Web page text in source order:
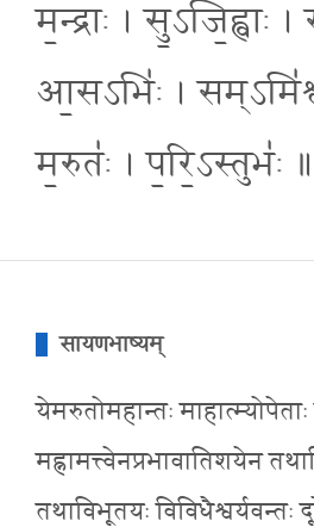
म॒न्द्राः । सु॒ऽजि॒ह्वाः ।
आ॒सऽभिः॑ ।
म॒रुतः॑ । प॒रि॒ऽस्तुभः॑ ॥
सायणभाष्यम्
येमरुतोमहान्तः
मह्नामत्त्वेनप्रभावातिशयेन
तथाविभूतयः विविधैश्वर्यवन्तः